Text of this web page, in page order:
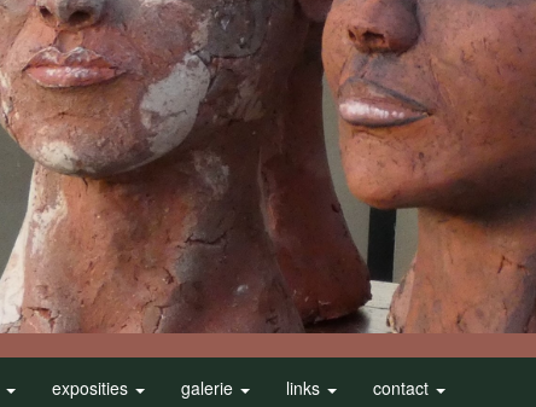
exposities galerie links contact